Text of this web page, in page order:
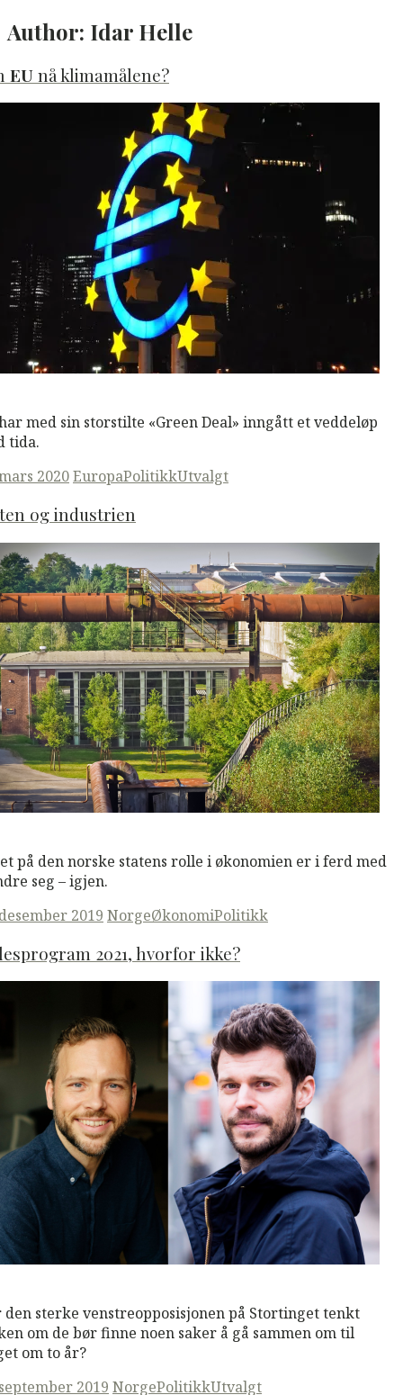
Author: Idar Helle
EU nå klimamålene?
med sin storstilte «Green Deal» inngått et veddeløp
tida.
2020EuropaPolitikkUtvalgt
og industrien
på den norske statens rolle i økonomien er i ferd med
seg – igjen.
2019 NorgeØkonomiPolitikk
2021, hvorfor ikke?
den sterke venstreopposisjonen på Stortinget tenkt
om de bør finne noen saker å gå sammen om til
om to år?
2019 NorgePolitikkUtvalgt